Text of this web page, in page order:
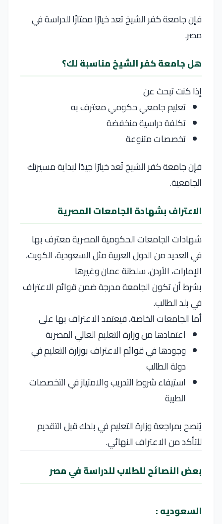
فإنجامعة كفر الشيختعد خيارًا ممتازًا للدراسة في
مصر.
هل جامعة كفر الشيخ مناسبة لك؟
إذا كنت تبحث عن
تعليم جامعي حكومي معترف به
تكلفة دراسية منخفضة
تخصصات متنوعة
فإنجامعة كفر الشيختُعد خيارًا جيدًا لبداية مسيرتك
الجامعية.
الاعتراف بشهادة الجامعات المصرية
شهادات الجامعات الحكومية المصرية معترف بها
في العديد من الدول العربية مثل السعودية، الكويت،
الإمارات، الأردن، سلطنة عمان وغيرها
بشرط أن تكون الجامعة مدرجة ضمن قوائم الاعتراف
في بلد الطالب.
أما الجامعات الخاصة، فيعتمد الاعتراف بها على
اعتمادها من وزارة التعليم العالي المصرية
وجودها في قوائم الاعتراف بوزارة التعليم في
دولة الطالب
استيفاء شروط التدريب والامتياز في التخصصات
الطبية
يُنصح بمراجعة وزارة التعليم في بلدك قبل التقديم
للتأكد من الاعتراف النهائي.
بعض النصائح للطلاب للدراسة في مصر
السعوديه :